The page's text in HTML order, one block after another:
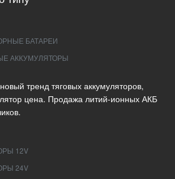
БАТАРЕИ
АККУМУЛЯТОРЫ
тренд тяговых аккумуляторов,
цена. Продажа литий-ионных АКБ
12V
24V